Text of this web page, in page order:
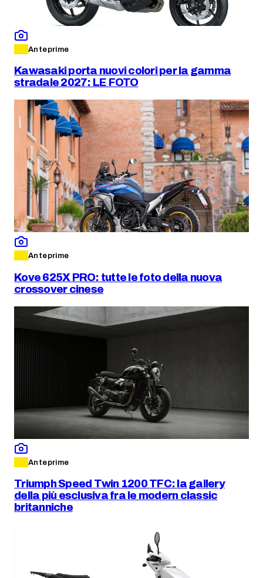
Anteprime
Kawasaki porta nuovi colori per la gamma
stradale 2027: LE FOTO
Anteprime
Kove 625X PRO: tutte le foto della nuova
crossover cinese
Anteprime
Triumph Speed Twin 1200 TFC: la gallery
della più esclusiva fra le modern classic
britanniche